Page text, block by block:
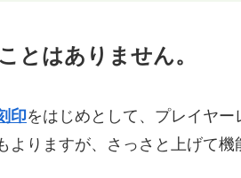
とはありません。
印をはじめとして、プレイヤー
よりますが、さっさと上げて